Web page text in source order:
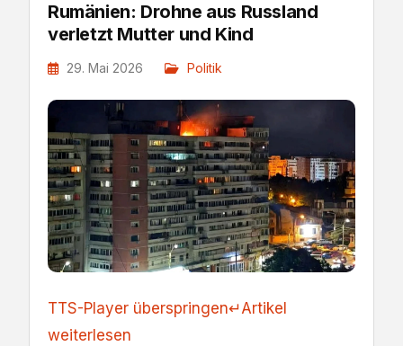
Rumänien: Drohne aus Russland
verletzt Mutter und Kind
29. Mai 2026 Politik
TTS-Player überspringen↵Artikel
weiterlesen